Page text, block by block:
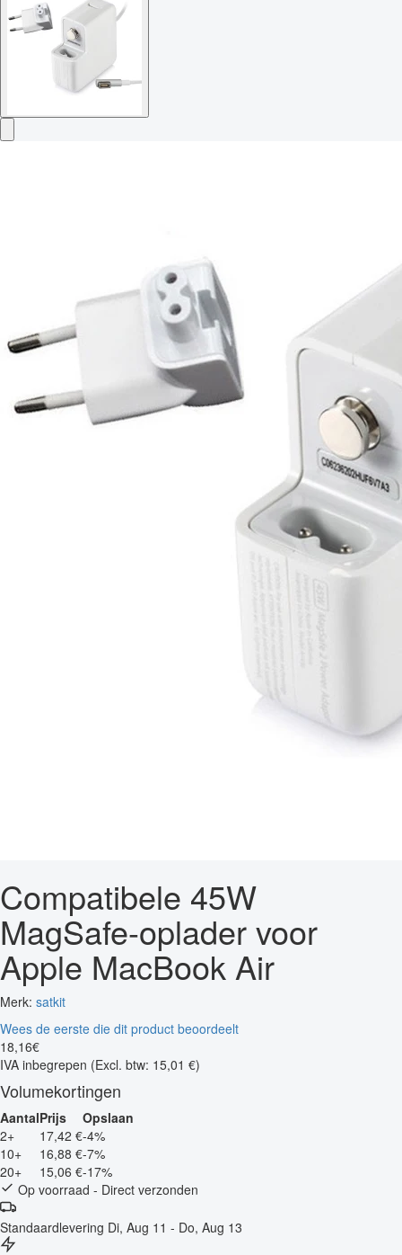
Compatibele 45W
MagSafe-oplader voor
Apple MacBook Air
Merk: satkit
Wees de eerste die dit product beoordeelt
18,16€
IVA inbegrepen (Excl. btw: 15,01 €)
Volumekortingen
AantalPrijs
Opslaan
2+
17,42 €-4%
10+
16,88 €-7%
20+
15,06 €-17%
Op voorraad - Direct verzonden
Standaardlevering Di, Aug 11 - Do, Aug 13